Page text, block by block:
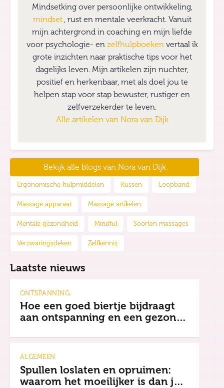
Mindsetking over persoonlijke ontwikkeling,
mindset , rust en mentale veerkracht. Vanuit
mijn achtergrond in coaching en mijn liefde
voor psychologie- en zelfhulpboeken vertaal ik
grote inzichten naar praktische tips voor het
dagelijks leven. Mijn artikelen zijn nuchter,
positief en herkenbaar, met als doel jou te
helpen stap voor stap bewuster, rustiger en
zelfverzekerder te leven.
Alle artikelen van Nora van Dijk
Bekijk alle blogs van Nora van Dijk
Ergonomische hulpmiddelen Kussen Loopband
Massage apparaat Massage artikelen
Mentale gezondheid Mindful Soorten massages
Verzwaringsdeken Zelfkennis
Laatste nieuws
ONTSPANNING
Hoe een goed biertje bijdraagt
aan ontspanning en een gezonde
ALGEMEEN
Spullen loslaten en opruimen:
waarom het moeilijker is dan je